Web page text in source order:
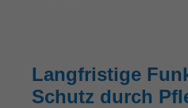
Langfristige
Schutz durch